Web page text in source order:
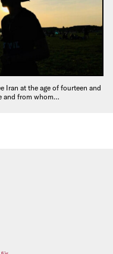
Iran at the age of fourteen and
and from whom…